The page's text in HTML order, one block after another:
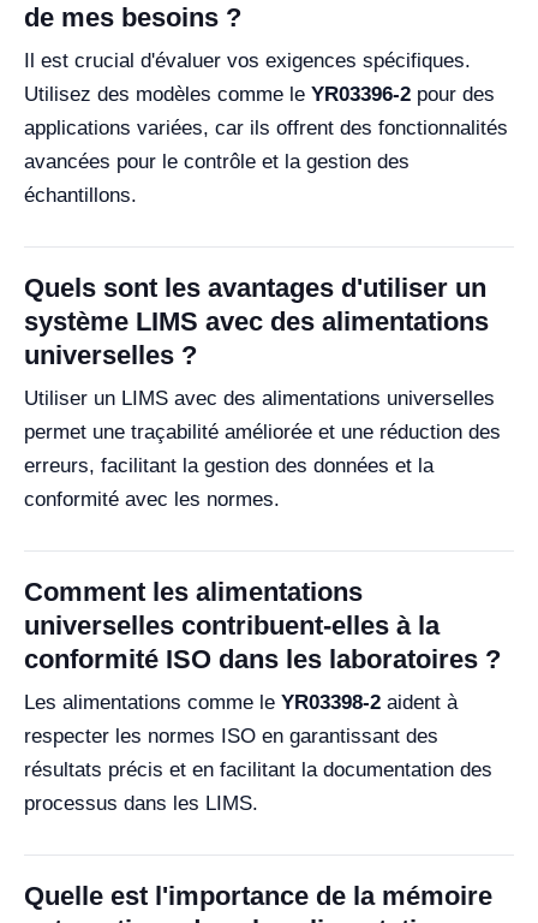
de mes besoins ?
Il est crucial d'évaluer vos exigences spécifiques.
Utilisez des modèles comme le YR03396-2 pour des
applications variées, car ils offrent des fonctionnalités
avancées pour le contrôle et la gestion des
échantillons.
Quels sont les avantages d'utiliser un
système LIMS avec des alimentations
universelles ?
Utiliser un LIMS avec des alimentations universelles
permet une traçabilité améliorée et une réduction des
erreurs, facilitant la gestion des données et la
conformité avec les normes.
Comment les alimentations
universelles contribuent-elles à la
conformité ISO dans les laboratoires ?
Les alimentations comme le YR03398-2 aident à
respecter les normes ISO en garantissant des
résultats précis et en facilitant la documentation des
processus dans les LIMS.
Quelle est l'importance de la mémoire